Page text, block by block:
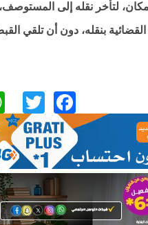
لتأخر نقله إلى
بنقله، دون أن تلقي